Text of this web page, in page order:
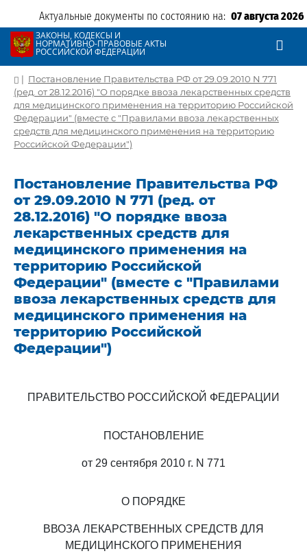
Актуальные документы по состоянию на: 07 августа 2026
ЗАКОНЫ, КОДЕКСЫ И
НОРМАТИВНО-ПРАВОВЫЕ АКТЫ
РОССИЙСКОЙ ФЕДЕРАЦИИ
| Постановление Правительства РФ от 29.09.2010 N 771
(ред. от 28.12.2016) "О порядке ввоза лекарственных средств
для медицинского применения на территорию Российской
Федерации" (вместе с "Правилами ввоза лекарственных
средств для медицинского применения на территорию
Российской Федерации")
Постановление Правительства РФ
от 29.09.2010 N 771 (ред. от
28.12.2016) "О порядке ввоза
лекарственных средств для
медицинского применения на
территорию Российской
Федерации" (вместе с "Правилами
ввоза лекарственных средств для
медицинского применения на
территорию Российской
Федерации")
ПРАВИТЕЛЬСТВО РОССИЙСКОЙ ФЕДЕРАЦИИ
ПОСТАНОВЛЕНИЕ
от 29 сентября 2010 г. N 771
О ПОРЯДКЕ
ВВОЗА ЛЕКАРСТВЕННЫХ СРЕДСТВ ДЛЯ
МЕДИЦИНСКОГО ПРИМЕНЕНИЯ